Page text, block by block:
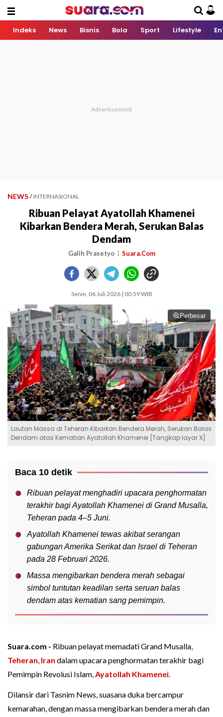
Indeks News Bisnis Bola Sport Lifestyle
NEWS / INTERNASIONAL
Ribuan Pelayat Ayatollah Khamenei
Kibarkan Bendera Merah, Serukan Balas
Dendam
Galih Prasetyo Suara.Com
Senin, 06 Juli 2026 | 00:59 WIB
Perbesar
Lautan Massa di Teheran Kibarkan Bendera Merah, Serukan Balas
Dendam atas Kematian Ayatollah Khamenei [Tangkap layar X]
Baca 10 detik
Ribuan pelayat menghadiri upacara penghormatan
terakhir bagi Ayatollah Khamenei di Grand Musalla,
Teheran pada 4–5 Juni.
Ayatollah Khamenei tewas akibat serangan
gabungan Amerika Serikat dan Israel di Teheran
pada 28 Februari 2026.
Massa mengibarkan bendera merah sebagai
simbol tuntutan keadilan serta seruan balas
dendam atas kematian sang pemimpin.
Suara.com - Ribuan pelayat memadati Grand Musalla,
Teheran, Iran dalam upacara penghormatan terakhir bagi
Pemimpin Revolusi Islam,Ayatollah Khamenei.
Dilansir dari Tasnim News, suasana duka bercampur
kemarahan, dengan massa mengibarkan bendera merah dan